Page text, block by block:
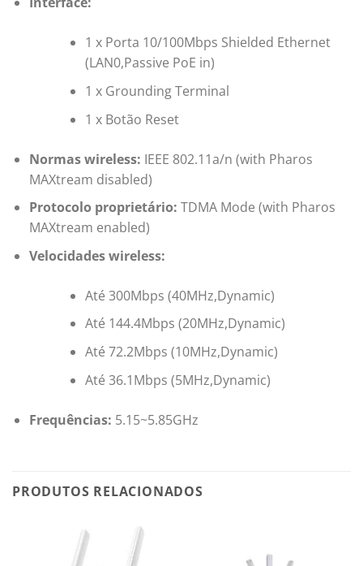
1 x Porta 10/100Mbps Shielded Ethernet
(LAN0,Passive PoE in)
1 x Grounding Terminal
1 x Botão Reset
Normas wireless: IEEE 802.11a/n (with Pharos
MAXtream disabled)
Protocolo proprietário: TDMA Mode (with Pharos
MAXtream enabled)
Velocidades wireless:
Até 300Mbps (40MHz,Dynamic)
Até 144.4Mbps (20MHz,Dynamic)
Até 72.2Mbps (10MHz,Dynamic)
Até 36.1Mbps (5MHz,Dynamic)
Frequências: 5.15~5.85GHz
PRODUTOS RELACIONADOS